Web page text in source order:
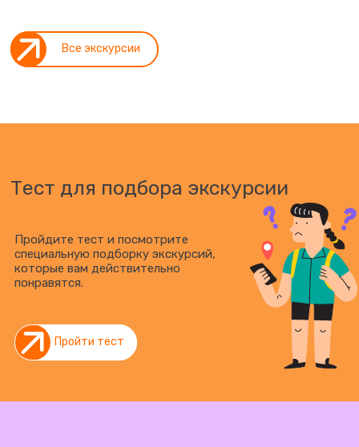
Все экскурсии
Пройдите тест и посмотрите
специальную подборку экскурсий,
которые вам действительно
понравятся.
Тест для подбора экскурсии
Пройти тест